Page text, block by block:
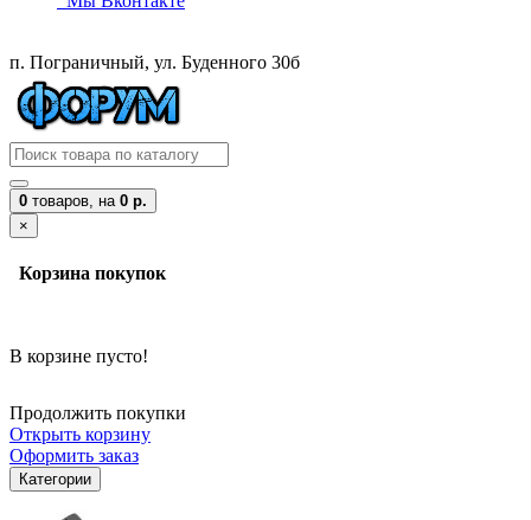
п. Пограничный, ул. Буденного 30б
0 товаров, на 0 р.
×
Корзина покупок
В корзине пусто!
Продолжить покупки
Открыть корзину
Оформить заказ
Категории